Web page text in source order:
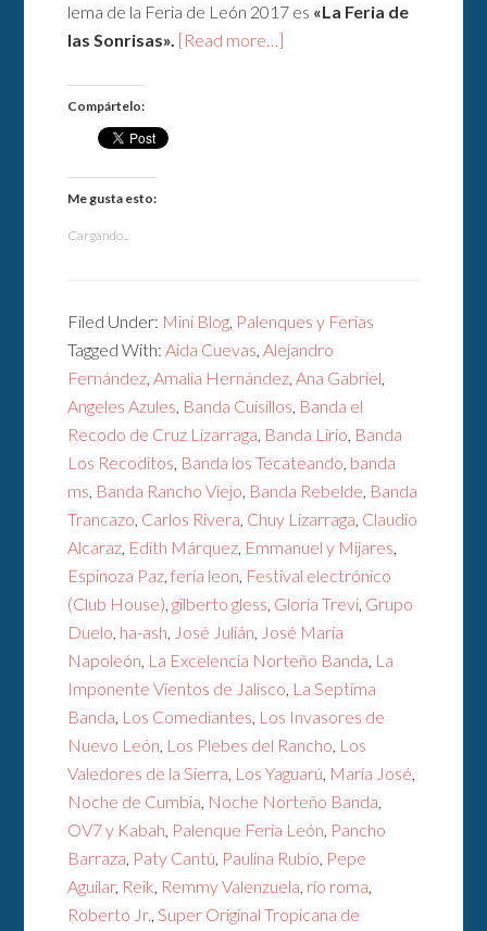
lema de la Feria de León 2017 es «La Feria de
las Sonrisas». [Read more…]
Compártelo:
Me gusta esto:
Cargando...
Filed Under: Mini Blog, Palenques y Ferias
Tagged With:Aida Cuevas,Alejandro
Fernández,Amalia Hernández,Ana Gabriel,
Angeles Azules, Banda Cuisillos, Banda el
Recodo de Cruz Lizarraga, Banda Lirio, Banda
Los Recoditos, Banda los Tecateando, banda
ms, Banda Rancho Viejo, Banda Rebelde, Banda
Trancazo, Carlos Rivera, Chuy Lizarraga, Claudio
Alcaraz, Edith Márquez, Emmanuel y Mijares,
Espinoza Paz,feria leon, Festival electrónico
(Club House),gilberto gless, Gloria Trevi, Grupo
Duelo, ha-ash, José Julián, José María
Napoleón, La Excelencia Norteño Banda, La
Imponente Vientos de Jalisco, La Septima
Banda, Los Comediantes, Los Invasores de
Nuevo León, Los Plebes del Rancho, Los
Valedores de la Sierra, Los Yaguarú, María José,
Noche de Cumbia, Noche Norteño Banda,
OV7 y Kabah, Palenque Feria León, Pancho
Barraza, Paty Cantú, Paulina Rubio, Pepe
Aguilar, Reik, Remmy Valenzuela, río roma,
Roberto Jr.,Super Original Tropicana de